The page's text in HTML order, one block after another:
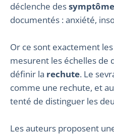
déclenche des
documentés : anxiété,
Or ce sont exactement
mesurent les échelles de
définir la rechute. Le
comme une rechute, et
tenté de distinguer les
Les auteurs proposent